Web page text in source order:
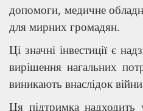
допомоги, медичне
для мирних громадян.
Ці значні інвестиції є
вирішення нагальних
виникають внаслідок
Ця підтримка